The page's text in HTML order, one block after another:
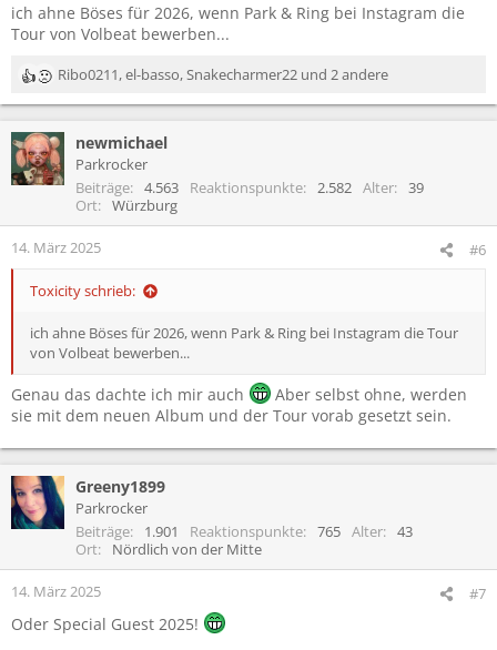
:
ich ahne Böses für 2026, wenn Park & Ring bei Instagram die
Tour von Volbeat bewerben...
R
e
k
t
i
n
e
Ribo0211,el-basso,Snakecharmer22 und 2 andere
newmichael
Parkrocker
Beiträge
4.563 Reaktionspunkte 2.582 Alter
39
Ort
Würzburg
14. März 2025 #6
Toxicity schrieb:
ich ahne Böses für 2026, wenn Park & Ring bei Instagram die Tour
von Volbeat bewerben...
Genau das dachte ich mir auch
Aber selbst ohne, werden
sie mit dem neuen Album und der Tour vorab gesetzt sein.
Greeny1899
Parkrocker
Beiträge
1.901 Reaktionspunkte 765 Alter
43
Ort
Nördlich von der Mitte
14. März 2025 #7
Oder Special Guest 2025!